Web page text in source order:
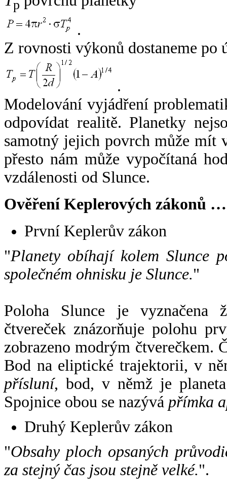
p
.
Z rovnosti výkonů dostaneme po
.
Modelování vyjádření
odpovídat realitě. Planetky
samotný jejich povrch může mít
přesto nám může vypočítaná
vzdálenosti od Slunce.
Ověření Keplerových zákonů …
První Keplerův zákon
"Planety obíhají kolem Slunce
společném ohnisku je Slunce."
Poloha Slunce je vyznačena
čtvereček znázorňuje polohu
zobrazeno modrým čtverečkem.
Bod na eliptické trajektorii, v
přísluní, bod, v němž je
Spojnice obou se nazývá přímka
Druhý Keplerův zákon
"Obsahy ploch opsaných
za stejný čas jsou stejně velké.".